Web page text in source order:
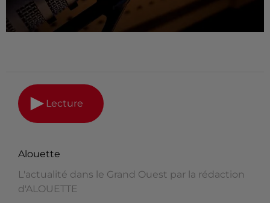
Lecture
Alouette
L'actualité dans le Grand Ouest par la rédaction
d'ALOUETTE